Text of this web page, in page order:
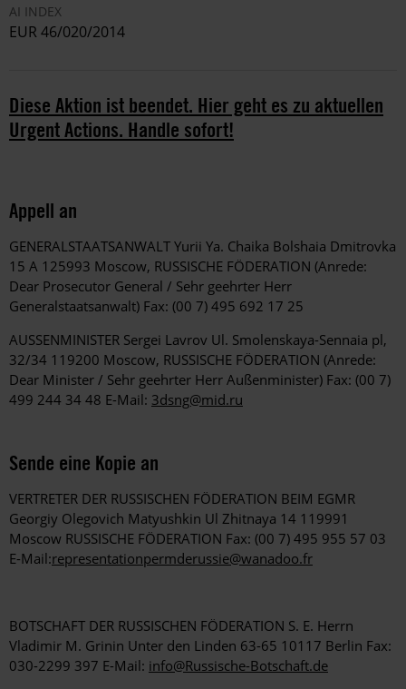
AI INDEX
EUR 46/020/2014
Diese Aktion ist beendet. Hier geht es zu aktuellen
Urgent Actions. Handle sofort!
Appell an
GENERALSTAATSANWALT Yurii Ya. Chaika Bolshaia Dmitrovka
15 A 125993 Moscow, RUSSISCHE FÖDERATION (Anrede:
Dear Prosecutor General / Sehr geehrter Herr
Generalstaatsanwalt) Fax: (00 7) 495 692 17 25
AUSSENMINISTER Sergei Lavrov Ul. Smolenskaya-Sennaia pl,
32/34 119200 Moscow, RUSSISCHE FÖDERATION (Anrede:
Dear Minister / Sehr geehrter Herr Außenminister) Fax: (00 7)
499 244 34 48 E-Mail: 3dsng@mid.ru
Sende eine Kopie an
VERTRETER DER RUSSISCHEN FÖDERATION BEIM EGMR
Georgiy Olegovich Matyushkin Ul Zhitnaya 14 119991
Moscow RUSSISCHE FÖDERATION Fax: (00 7) 495 955 57 03
E-Mail:representationpermderussie@wanadoo.fr
BOTSCHAFT DER RUSSISCHEN FÖDERATION S. E. Herrn
Vladimir M. Grinin Unter den Linden 63-65 10117 Berlin Fax:
030-2299 397 E-Mail: info@Russische-Botschaft.de